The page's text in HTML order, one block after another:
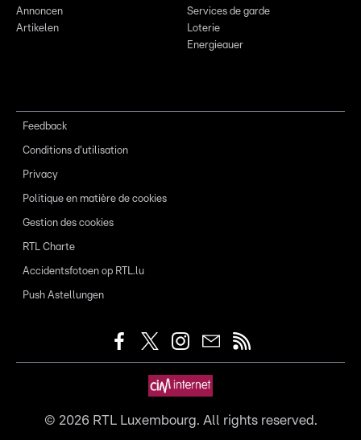
Annoncen
Artikelen
Services de garde
Loterie
Energieauer
Feedback
Conditions d'utilisation
Privacy
Politique en matière de cookies
Gestion des cookies
RTL Charte
Accidentsfotoen op RTL.lu
Push Astellungen
© 2026RTL Luxembourg. All rights reserved.